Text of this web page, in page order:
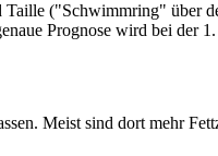
Taille ("Schwimmring" über
Prognose wird bei der
Meist sind dort mehr